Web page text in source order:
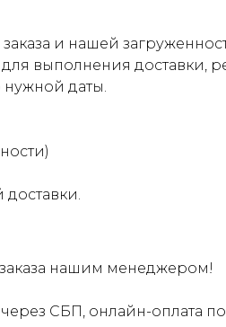
и нашей
выполнения доставки,
нужной даты.
доставки.
нашим менеджером!
СБП, онлайн-оплата по